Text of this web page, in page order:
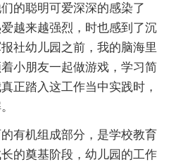
的聪明可爱深深的感染了
越来越强烈，时也感到了沉
社幼儿园之前，我的脑海里
小朋友一起做游戏，学习简
正踏入这工作当中实践时，
有机组成部分，是学校教育
的奠基阶段，幼儿园的工作